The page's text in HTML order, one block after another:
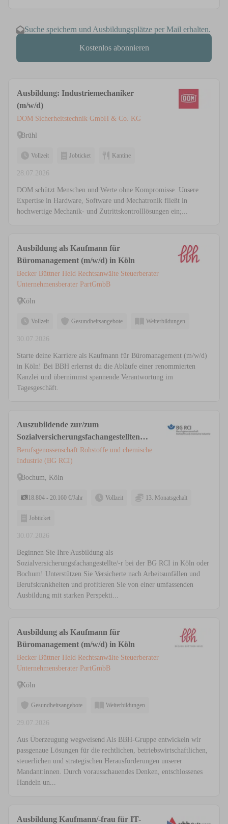
Suche speichern und Ausbildungsplätze per Mail erhalten.
Kostenlos abonnieren
Ausbildung: Industriemechaniker
(m/w/d)
DOM Sicherheitstechnik GmbH & Co. KG
Brühl
Vollzeit Jobticket Kantine
28.07.2026
DOM schützt Menschen und Werte ohne Kompromisse. Unsere
Expertise in Hardware, Software und Mechatronik fließt in
hochwertige Mechanik- und Zutrittskontrolllösungen ein;...
Ausbildung als Kaufmann für
Büromanagement (m/w/d) in Köln
Becker Büttner Held Rechtsanwälte Steuerberater
Unternehmensberater PartGmbB
Köln
Vollzeit Gesundheitsangebote Weiterbildungen
30.07.2026
Starte deine Karriere als Kaufmann für Büromanagement (m/w/d)
in Köln! Bei BBH erlernst du die Abläufe einer renommierten
Kanzlei und übernimmst spannende Verantwortung im
Tagesgeschäft.
Auszubildende zur/zum
Sozialversicherungsfachangestellten
(m/w/d) Köln, Bochum
Berufsgenossenschaft Rohstoffe und chemische
Industrie (BG RCI)
Bochum, Köln
18.804 - 20.160 €/Jahr Vollzeit 13. Monatsgehalt
Jobticket
30.07.2026
Beginnen Sie Ihre Ausbildung als
Sozialversicherungsfachangestellte/-r bei der BG RCI in Köln oder
Bochum! Unterstützen Sie Versicherte nach Arbeitsunfällen und
Berufskrankheiten und profitieren Sie von einer umfassenden
Ausbildung mit starken Perspekti...
Ausbildung als Kaufmann für
Büromanagement (m/w/d) in Köln
Becker Büttner Held Rechtsanwälte Steuerberater
Unternehmensberater PartGmbB
Köln
Gesundheitsangebote Weiterbildungen
29.07.2026
Aus Überzeugung wegweisend Als BBH-Gruppe entwickeln wir
passgenaue Lösungen für die rechtlichen, betriebswirtschaftlichen,
steuerlichen und strategischen Herausforderungen unserer
Mandant:innen. Durch vorausschauendes Denken, entschlossenes
Handeln un...
Ausbildung Kaufmann/-frau für IT-